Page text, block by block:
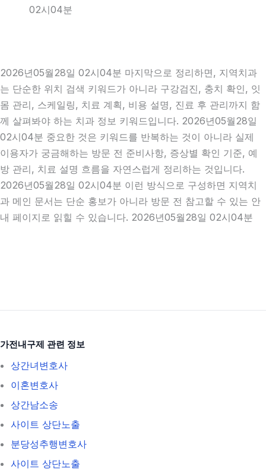
02시04분
2026년05월28일 02시04분 마지막으로 정리하면, 지역치과
는 단순한 위치 검색 키워드가 아니라 구강검진, 충치 확인, 잇
몸 관리, 스케일링, 치료 계획, 비용 설명, 진료 후 관리까지 함
께 살펴봐야 하는 치과 정보 키워드입니다. 2026년05월28일
02시04분 중요한 것은 키워드를 반복하는 것이 아니라 실제
이용자가 궁금해하는 방문 전 준비사항, 증상별 확인 기준, 예
방 관리, 치료 설명 흐름을 자연스럽게 정리하는 것입니다.
2026년05월28일 02시04분 이런 방식으로 구성하면 지역치
과 메인 문서는 단순 홍보가 아니라 방문 전 참고할 수 있는 안
내 페이지로 읽힐 수 있습니다. 2026년05월28일 02시04분
가전내구제 관련 정보
상간녀변호사
이혼변호사
상간남소송
사이트 상단노출
분당성추행변호사
사이트 상단노출